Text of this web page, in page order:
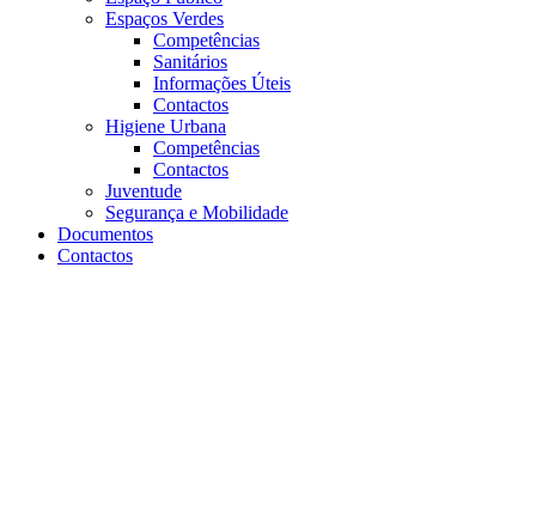
Espaços Verdes
Competências
Sanitários
Informações Úteis
Contactos
Higiene Urbana
Competências
Contactos
Juventude
Segurança e Mobilidade
Documentos
Contactos